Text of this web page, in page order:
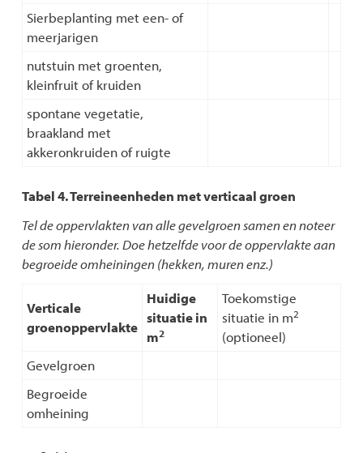
Sierbeplanting met een- of
meerjarigen
nutstuin met groenten,
kleinfruit of kruiden
spontane vegetatie,
braakland met
akkeronkruiden of ruigte
Tabel 4. Terreineenheden met verticaal groen
Tel de oppervlakten van alle gevelgroen samen en noteer
de som hieronder. Doe hetzelfde voor de oppervlakte aan
begroeide omheiningen (hekken, muren enz.)
Verticale
groenoppervlakte
Huidige
situatie in
m2
Toekomstige
situatie in m2
(optioneel)
Gevelgroen
Begroeide
omheining